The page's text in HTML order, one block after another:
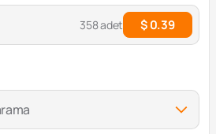
358 adet $ 0.39